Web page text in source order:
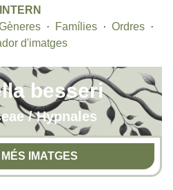
INTERN
· Famílies · Ordres ·
d'imatges
besseri
/ Hypnales
IMATGES